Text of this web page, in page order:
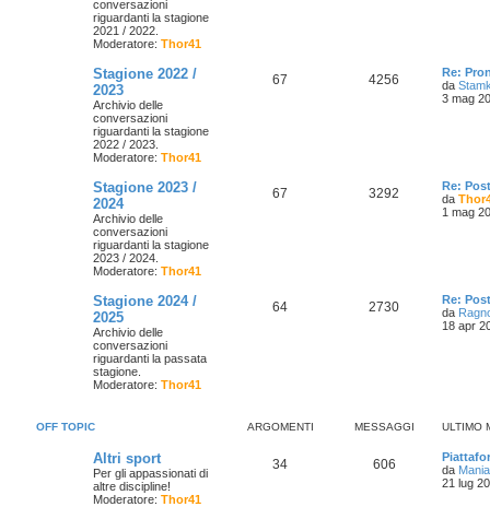
conversazioni
riguardanti la stagione
2021 / 2022.
Moderatore: Thor41
Stagione 2022 /
2023
Archivio delle
conversazioni
riguardanti la stagione
2022 / 2023.
Moderatore: Thor41
67 4256
Re:
da
3 mag
Stagione 2023 /
2024
Archivio delle
conversazioni
riguardanti la stagione
2023 / 2024.
Moderatore: Thor41
67 3292
Re:
da
1 mag
Stagione 2024 /
2025
Archivio delle
conversazioni
riguardanti la passata
stagione.
Moderatore: Thor41
64 2730
Re:
da
18 apr
OFF TOPIC ARGOMENTI MESSAGGI ULTIMO
Altri sport
Per gli appassionati di
altre discipline!
Moderatore: Thor41
34 606
da
21 lug